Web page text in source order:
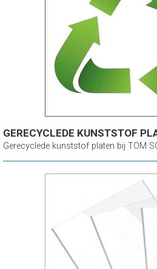
GERECYCLEDE KUNSTSTOF
Gerecyclede kunststof platen bij TOM